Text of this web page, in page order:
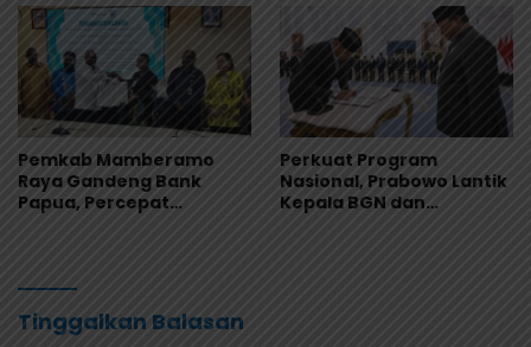
Pemkab Mamberamo
Raya Gandeng Bank
Papua, Percepat
Perkuat Program
Nasional, Prabowo Lantik
Kepala BGN dan
Tinggalkan Balasan